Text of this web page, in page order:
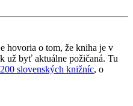
hovoria o tom, že kniha je v
už byť aktuálne požičaná. Tu
slovenských knižníc, o